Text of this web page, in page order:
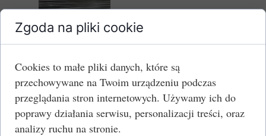
Jednostka:mb
Cena brutto:1,50 PLN/mb
Zgoda na pliki cookie
Cookies to małe pliki danych, które są
przechowywane na Twoim urządzeniu podczas
przeglądania stron internetowych. Używamy ich do
poprawy działania serwisu, personalizacji treści, oraz
analizy ruchu na stronie.